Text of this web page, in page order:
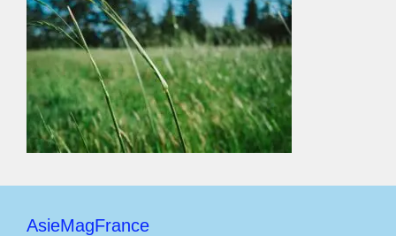
AsieMagFrance